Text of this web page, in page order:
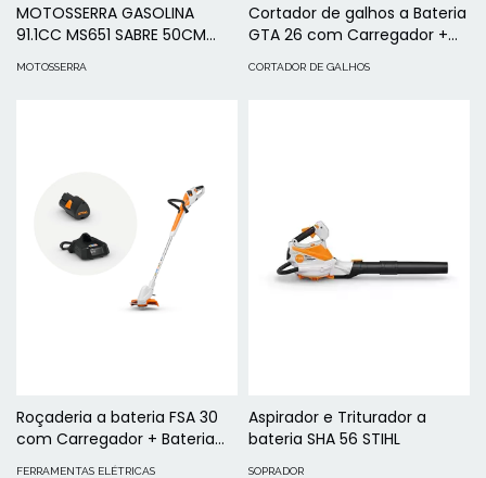
MOTOSSERRA GASOLINA
91.1CC MS651 SABRE 50CM
MOTOSSERRA
Cortador de galhos a Bateria
GTA 26 com Carregador +
CORTADOR DE GALHOS
Roçaderia a bateria FSA 30
com Carregador + Bateria
FERRAMENTAS ELÉTRICAS
Aspirador e Triturador a
bateria SHA 56 STIHL
SOPRADOR